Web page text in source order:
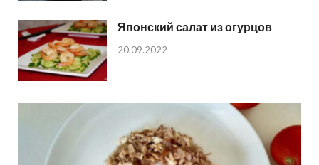
Японский салат из огурцов
20.09.2022